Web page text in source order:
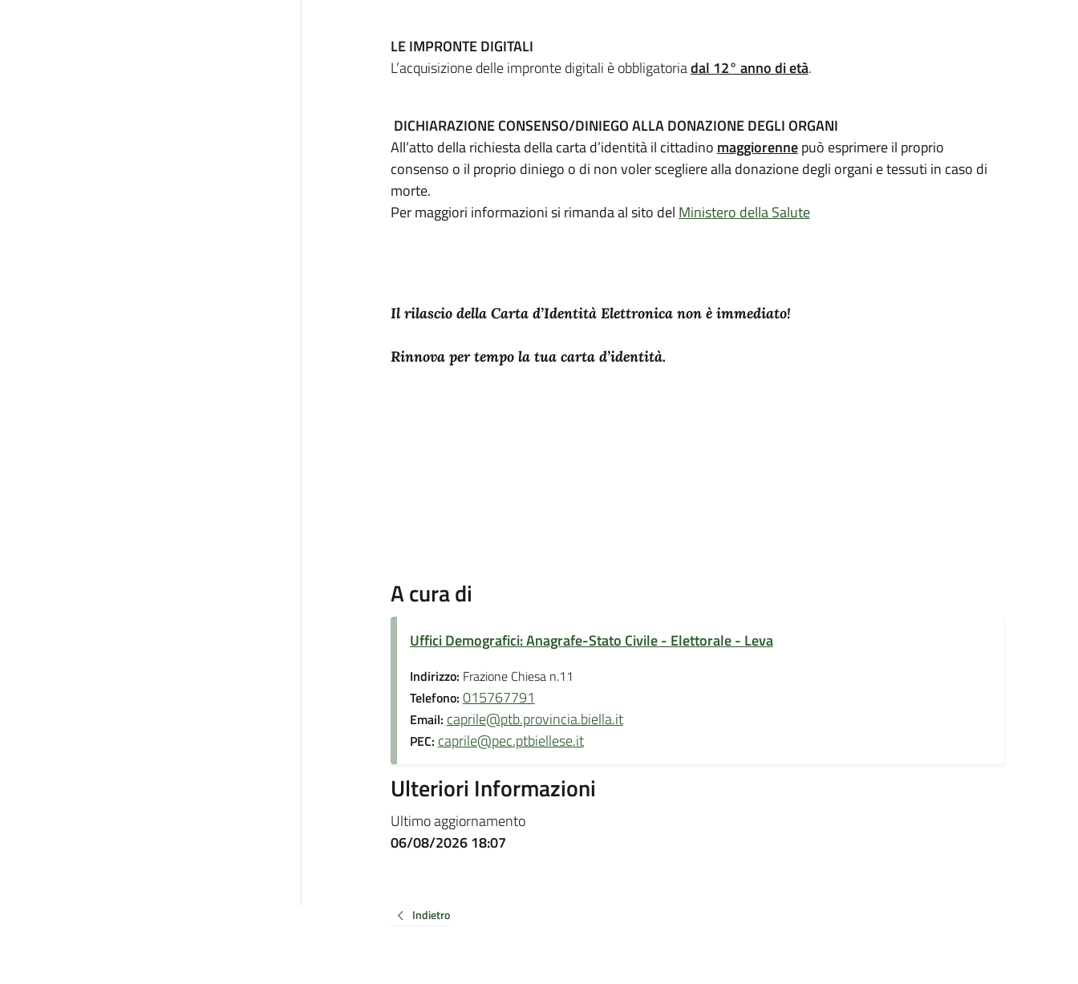
LE IMPRONTE DIGITALI
L’acquisizione delle impronte digitali è obbligatoriadal 12° anno di età.
DICHIARAZIONE CONSENSO/DINIEGO ALLA DONAZIONE DEGLI ORGANI
All’atto della richiesta della carta d’identità il cittadino maggiorennepuò esprimere il proprio
consenso o il proprio diniego o di non voler scegliere alla donazione degli organi e tessuti in caso di
morte.
Per maggiori informazioni si rimanda al sito del Ministero della Salute
Il rilascio della Carta d’Identità Elettronica non è immediato!
Rinnova per tempo la tua carta d’identità.
A cura di
Uffici Demografici: Anagrafe-Stato Civile - Elettorale - Leva
Indirizzo: Frazione Chiesa n.11
Telefono: 015767791
Email: caprile@ptb.provincia.biella.it
PEC: caprile@pec.ptbiellese.it
Ulteriori Informazioni
Ultimo aggiornamento
06/08/2026 18:07
Indietro